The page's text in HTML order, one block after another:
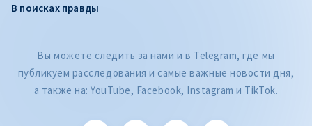
В поисках правды
Вы можете следить за нами и в Telegram, где мы
публикуем расследования и самые важные новости дня,
а также на: YouTube, Facebook, Instagram и TikTok.